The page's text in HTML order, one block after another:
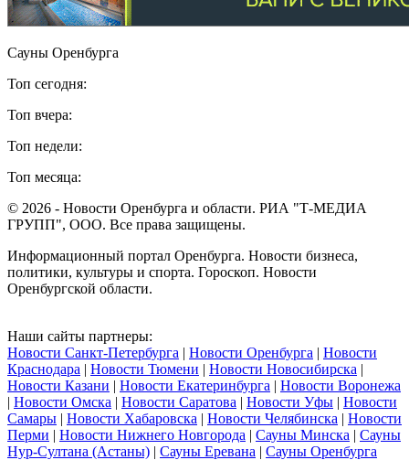
Сауны Оренбурга
Топ сегодня:
Топ вчера:
Топ недели:
Топ месяца:
© 2026 - Новости Оренбурга и области. РИА "Т-МЕДИА
ГРУПП", ООО. Все права защищены.
Информационный портал Оренбурга. Новости бизнеса,
политики, культуры и спорта. Гороскоп. Новости
Оренбургской области.
Наши сайты партнеры:
Новости Санкт-Петербурга | Новости Оренбурга | Новости
Краснодара | Новости Тюмени | Новости Новосибирска |
Новости Казани | Новости Екатеринбурга | Новости Воронежа
| Новости Омска | Новости Саратова | Новости Уфы | Новости
Самары | Новости Хабаровска | Новости Челябинска | Новости
Перми | Новости Нижнего Новгорода | Сауны Минска | Сауны
Нур-Султана (Астаны) | Сауны Еревана | Сауны Оренбурга